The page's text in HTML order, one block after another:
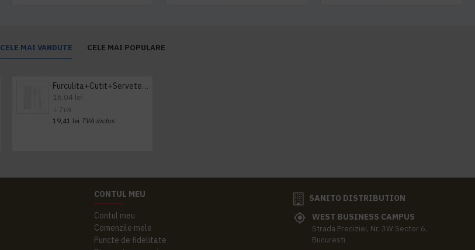
CELE MAI VANDUTE CELE MAI POPULARE
Furculita+Cutit+Servetel 100buc/set
16,04 lei
+ TVA
19,41 lei TVA inclus
CONTUL MEU
Contul meu
Comenzile mele
Puncte de fidelitate
SANITO DISTRIBUTION
WEST BUSINESS CAMPUS
Strada Preciziei, Nr, 3W Sector 6,
Bucuresti